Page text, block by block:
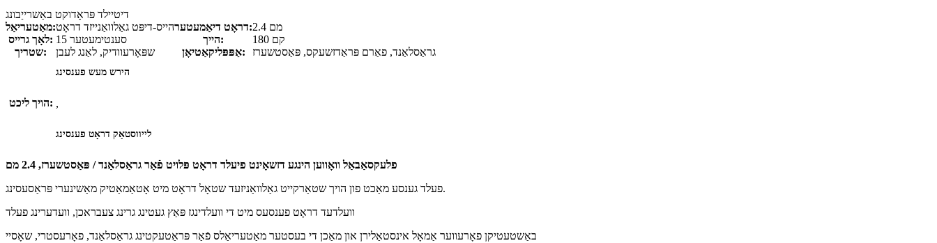
דיטיילד פּראָדוקט באַשרייַבונג
מאַטעריאַל:הייס-דיפּט גאַלוואַנייזד דראָט דראָט דיאַמעטער:
2.4 מם
לאָך גרייס:
15 סענטימעטער הייך:
180 קם
שטריך:
שפּאָרעוודיק, לאַנג לעבן אַפּפּליקאַטיאָן: גראַסלאַנד, פאַרם פּראַדזשעקס, פּאַסטשערז
הויך ליכט:
הירש מעש פענסינג
,
לייווסטאַק דראָט פענסינג
פלעקסאַבאַל וואָווען הינגע דזשאָינט פיעלד דראָט פּלויט פֿאַר גראַסלאַנד / פּאַסטשערז, 2.4 מם
פעלד גענסע מאַכט פון הויך שטאַרקייט גאַלוואַניזעד שטאָל דראָט מיט אָטאַמאַטיק מאַשינערי פּראַסעסינג.
וועלדעד דראָט פענסעס מיט די וועלדינגז פּאַץ געטינג גרינג צעבראכן, וועדערינג פעלד
באַשטעטיקן פאָרעווער אַמאָל אינסטאַלירן און מאַכן די בעסטער מאַטעריאַלס פֿאַר פּראַטעקטינג גראַסלאַנד, פאָרעסטרי, שאָסיי